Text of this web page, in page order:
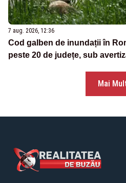
7 aug. 2026, 12:36
Cod galben de inundații în
peste 20 de județe, sub
Mai